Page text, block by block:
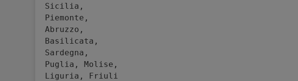
Sicilia,
Piemonte,
Abruzzo,
Basilicata,
Sardegna,
Puglia, Molise,
Liguria, Friuli